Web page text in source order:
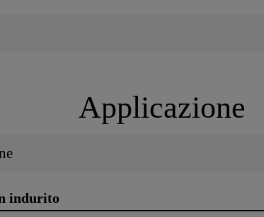
Applicazione
indurito